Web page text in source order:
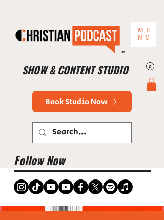
ME
NU
SHOW & CONTENT STUDIO
™
Book Studio Now
Follow Now